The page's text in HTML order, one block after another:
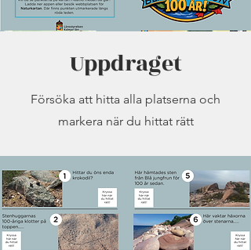
Uppdraget
Försöka att hitta alla platserna och
markera när du hittat rätt